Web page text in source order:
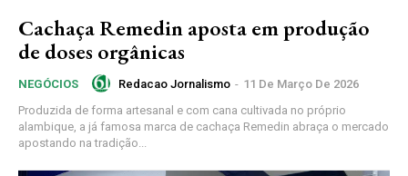
Cachaça Remedin aposta em produção
de doses orgânicas
NEGÓCIOS Redacao Jornalismo - 11 De Março De 2026
Produzida de forma artesanal e com cana cultivada no próprio
alambique, a já famosa marca de cachaça Remedin abraça o mercado
apostando na tradição...